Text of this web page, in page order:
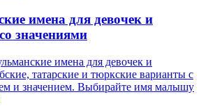
имена для девочек и
значениями
имена для девочек и
татарские и тюркские варианты с
и значением. Выбирайте имя малышу